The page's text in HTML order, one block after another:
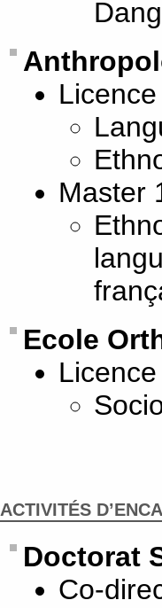
Master
Ecole
ACTIVITÉS
Doctorat
Co-